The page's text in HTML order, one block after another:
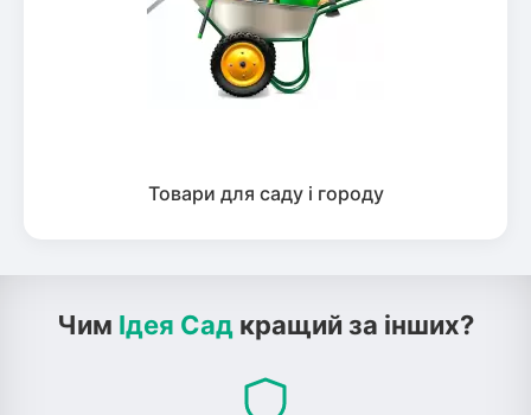
Товари для саду і городу
Чим Ідея Сад кращий за інших?